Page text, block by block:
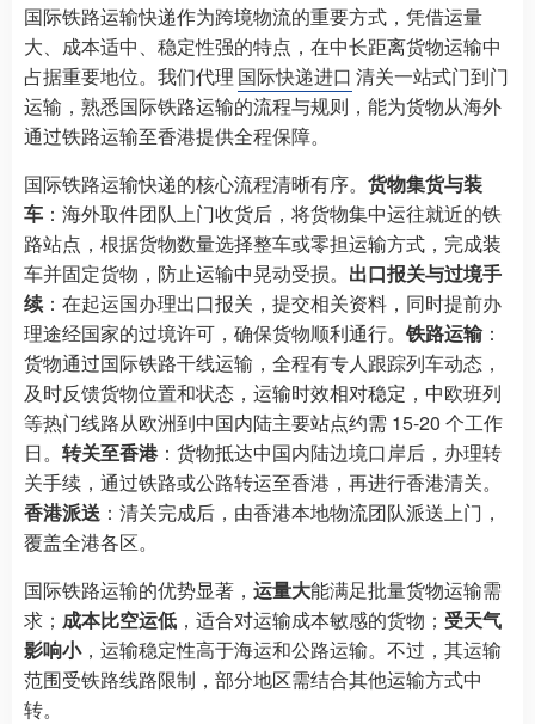
国际铁路运输快递作为跨境物流的重要方式，凭借运量
大、成本适中、稳定性强的特点，在中长距离货物运输中
占据重要地位。我们代理 国际快递进口 清关一站式门到门
运输，熟悉国际铁路运输的流程与规则，能为货物从海外
通过铁路运输至香港提供全程保障。​
国际铁路运输快递的核心流程清晰有序。 货物集货与装
车 ：海外取件团队上门收货后，将货物集中运往就近的铁
路站点，根据货物数量选择整车或零担运输方式，完成装
车并固定货物，防止运输中晃动受损。 出口报关与过境手
续：在起运国办理出口报关，提交相关资料，同时提前办
理途经国家的过境许可，确保货物顺利通行。 铁路运输：
货物通过国际铁路干线运输，全程有专人跟踪列车动态，
及时反馈货物位置和状态，运输时效相对稳定，中欧班列
等热门线路从欧洲到中国内陆主要站点约需 15-20 个工作
日。 转关至香港：货物抵达中国内陆边境口岸后，办理转
关手续，通过铁路或公路转运至香港，再进行香港清关。
香港派送 ：清关完成后，由香港本地物流团队派送上门，
覆盖全港各区。​
国际铁路运输的优势显著， 运量大能满足批量货物运输需
求； 成本比空运低 ，适合对运输成本敏感的货物； 受天气
影响小，运输稳定性高于海运和公路运输。不过，其运输
范围受铁路线路限制，部分地区需结合其他运输方式中
转。​